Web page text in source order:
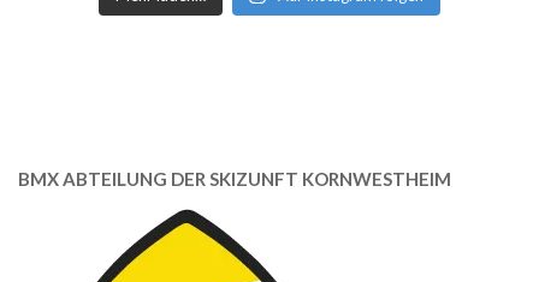
BMX ABTEILUNG DER SKIZUNFT KORNWESTHEIM